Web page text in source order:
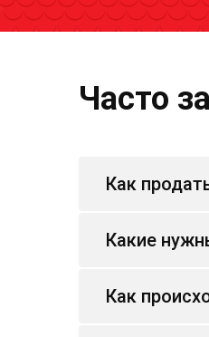
Часто
Как
Какие
Как